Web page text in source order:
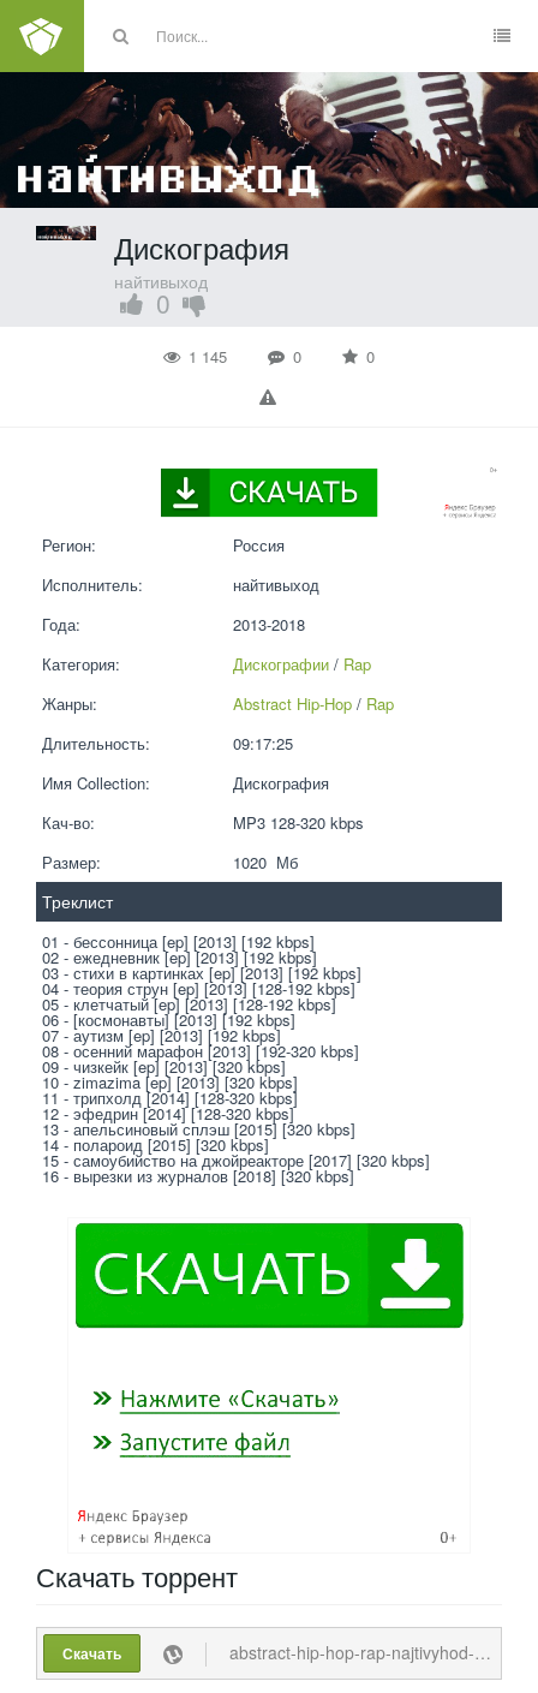
Дискография
найтивыход
0
1 145 0 0
Регион:
Россия
Исполнитель:
найтивыход
Года:
2013-2018
Категория:
Дискографии / Rap
Жанры:
Abstract Hip-Hop / Rap
Длительность:
09:17:25
Имя Collection:
Дискография
Кач-во:
MP3 128-320 kbps
Размер:
1020  Мб
Треклист
01 - бессонница [ep] [2013] [192 kbps]
02 - ежедневник [ep] [2013] [192 kbps]
03 - стихи в картинках [ep] [2013] [192 kbps]
04 - теория струн [ep] [2013] [128-192 kbps]
05 - клетчатый [ep] [2013] [128-192 kbps]
06 - [космонавты] [2013] [192 kbps]
07 - аутизм [ep] [2013] [192 kbps]
08 - осенний марафон [2013] [192-320 kbps]
09 - чизкейк [ep] [2013] [320 kbps]
10 - zimazima [ep] [2013] [320 kbps]
11 - трипхолд [2014] [128-320 kbps]
12 - эфедрин [2014] [128-320 kbps]
13 - апельсиновый сплэш [2015] [320 kbps]
14 - полароид [2015] [320 kbps]
15 - самоубийство на джойреакторе [2017] [320 kbps]
16 - вырезки из журналов [2018] [320 kbps]
Скачатьторрент
Скачать abstract-hip-hop-rap-najtivyhod-diskografija-16-relizov-2013-2018-mp3-128-320-kbps.torrent